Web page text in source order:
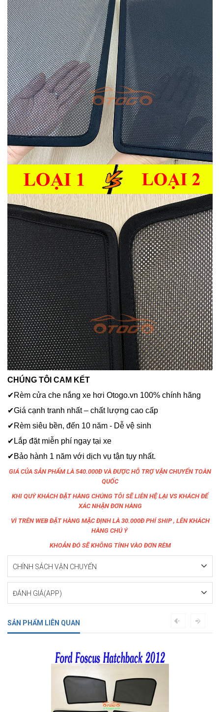
CHÚNG TÔI CAM KẾT
✔Rèm cửa che nắng xe hơi Otogo.vn 100% chính hãng
✔Giá cạnh tranh nhất – chất lượng cao cấp
✔Rèm siêu bền, đến 10 năm - Dễ vệ sinh
✔Lắp đặt miễn phí ngay tại xe
✔Bảo hành 1 năm với dịch vụ tận tụy nhất.
GIÁ CỦA SẢN PHẨM LÀ 540.000Đ VÀ ĐƯỢC HỖ TRỢ VẬN CHUYỂN TOÀN
QUỐC
KHI QUÝ KHÁCH ĐẶT HÀNG CHÚNG TÔI SẼ LIÊN HỆ LẠI VS KHÁCH ĐỂ
XÁC NHẬN ĐƠN HÀNG
VÌ TRÊN WEB ĐẶT HÀNG MẶC ĐỊNH LÀ 30.000Đ PHÍ SHIP , LÊN KHÁCH
HÀNG CHÚ Ý
KHOẢN ĐÓ SẼ KHÔNG TÍNH VÀO ĐƠN RÈM
CHÍNH SÁCH VẬN CHUYỂN
ĐÁNH GIÁ(APP)
SẢN PHẨM LIÊN QUAN